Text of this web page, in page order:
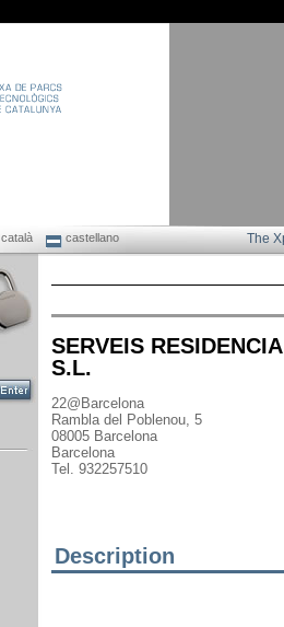
català castellano The
SERVEIS
S.L.
22@Barcelona
Rambla del Poblenou, 5
08005 Barcelona
Barcelona
Tel. 932257510
Description